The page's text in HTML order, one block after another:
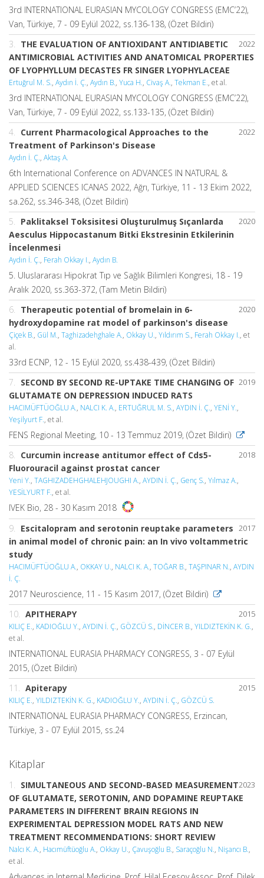
3rd INTERNATIONAL EURASIAN MYCOLOGY CONGRESS (EMC’22),
Van, Türkiye, 7 - 09 Eylül 2022, ss.136-138, (Özet Bildiri)
2022
3.
THE EVALUATION OF ANTIOXIDANT ANTIDIABETIC
ANTIMICROBIAL ACTIVITIES AND ANATOMICAL PROPERTIES
OF LYOPHYLLUM DECASTES FR SINGER LYOPHYLACEAE
Ertuğrul M. S., Aydın İ. Ç., Aydın B., Yuca H., Civaş A., Tekman E., et al.
3rd INTERNATIONAL EURASIAN MYCOLOGY CONGRESS (EMC’22),
Van, Türkiye, 7 - 09 Eylül 2022, ss.133-135, (Özet Bildiri)
2022
4.
Current Pharmacological Approaches to the
Treatment of Parkinson's Disease
Aydın İ. Ç., Aktaş A.
6th International Conference on ADVANCES IN NATURAL &
APPLIED SCIENCES ICANAS 2022, Ağrı, Türkiye, 11 - 13 Ekim 2022,
sa.262, ss.346-348, (Özet Bildiri)
2020
5.
Paklitaksel Toksisitesi Oluşturulmuş Sıçanlarda
Aesculus Hippocastanum Bitki Ekstresinin Etkilerinin
İncelenmesi
Aydın İ. Ç., Ferah Okkay I., Aydın B.
5. Uluslararası Hipokrat Tıp ve Sağlık Bilimleri Kongresi, 18 - 19
Aralık 2020, ss.363-372, (Tam Metin Bildiri)
2020
6.
Therapeutic potential of bromelain in 6-
hydroxydopamine rat model of parkinson's disease
Çiçek B., Gül M., Taghizadehghale A., Okkay U., Yıldırım S., Ferah Okkay I., et
al.
33rd ECNP, 12 - 15 Eylül 2020, ss.438-439, (Özet Bildiri)
2019
7.
SECOND BY SECOND RE-UPTAKE TIME CHANGING OF
GLUTAMATE ON DEPRESSION INDUCED RATS
HACIMÜFTÜOĞLU A., NALCI K. A., ERTUĞRUL M. S., AYDIN İ. Ç., YENİ Y.,
Yeşilyurt F., et al.
FENS Regional Meeting, 10 - 13 Temmuz 2019, (Özet Bildiri)
2018
8.
Curcumin increase antitumor effect of Cds5-
Fluorouracil against prostat cancer
Yeni Y., TAGHIZADEHGHALEHJOUGHI A., AYDIN İ. Ç., Genç S., Yılmaz A.,
YESİLYURT F., et al.
IVEK Bio, 28 - 30 Kasım 2018
2017
9. Escitalopram and serotonin reuptake parameters
in animal model of chronic pain: an In vivo voltammetric
study
HACIMÜFTÜOĞLU A., OKKAY U., NALCI K. A., TOĞAR B., TAŞPINAR N., AYDIN
İ. Ç.
2017 Neuroscience, 11 - 15 Kasım 2017, (Özet Bildiri)
2015
10. APITHERAPY
KILIÇ E., KADIOĞLU Y., AYDIN İ. Ç., GÖZCÜ S., DİNCER B., YILDIZTEKİN K. G.,
et al.
INTERNATIONAL EURASIA PHARMACY CONGRESS, 3 - 07 Eylül
2015, (Özet Bildiri)
2015
11. Apiterapy
KILIÇ E., YILDIZTEKİN K. G., KADIOĞLU Y., AYDIN İ. Ç., GÖZCÜ S.
INTERNATIONAL EURASIA PHARMACY CONGRESS, Erzincan,
Türkiye, 3 - 07 Eylül 2015, ss.24
Kitaplar
2023
1. SIMULTANEOUS AND SECOND-BASED MEASUREMENT
OF GLUTAMATE, SEROTONIN, AND DOPAMINE REUPTAKE
PARAMETERS IN DIFFERENT BRAIN REGIONS IN
EXPERIMENTAL DEPRESSION MODEL RATS AND NEW
TREATMENT RECOMMENDATIONS: SHORT REVIEW
Nalcı K. A., Hacımüftüoğlu A., Okkay U., Çavuşoğlu B., Saraçoğlu N., Nişancı B.,
et al.